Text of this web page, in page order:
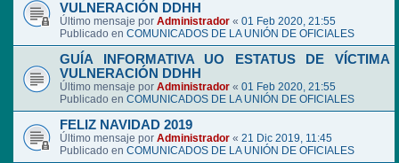
VULNERACIÓN DDHH
Último mensaje por Administrador « 01 Feb 2020, 21:55
Publicado en COMUNICADOS DE LA UNIÓN DE OFICIALES
GUÍA INFORMATIVA UO ESTATUS DE VÍCTIMA
VULNERACIÓN DDHH
Último mensaje por Administrador « 01 Feb 2020, 21:55
Publicado en COMUNICADOS DE LA UNIÓN DE OFICIALES
FELIZ NAVIDAD 2019
Último mensaje por Administrador « 21 Dic 2019, 11:45
Publicado en COMUNICADOS DE LA UNIÓN DE OFICIALES